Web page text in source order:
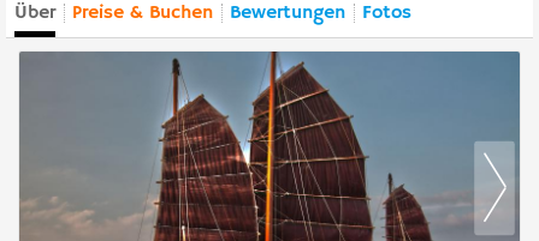
Über Preise & Buchen Bewertungen Fotos